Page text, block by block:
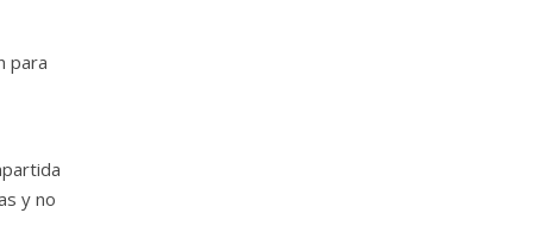
para
y no